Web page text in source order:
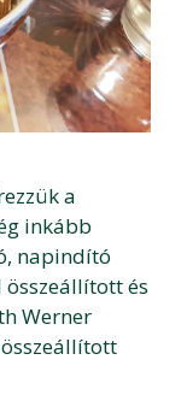
a
inkább
napindító
összeállított és
Werner